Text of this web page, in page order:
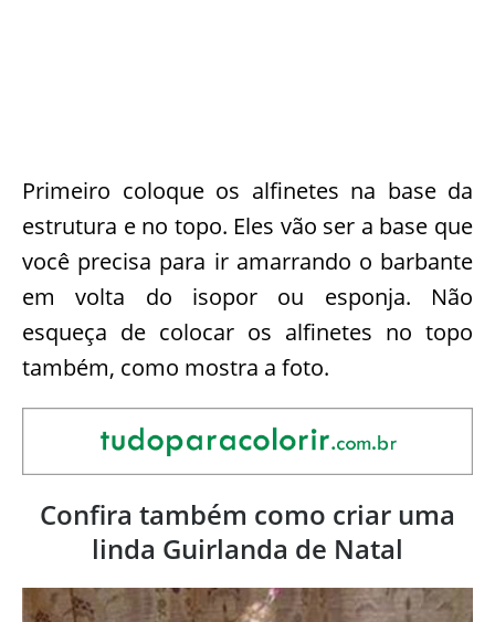
Primeiro coloque os alfinetes na base da
estrutura e no topo. Eles vão ser a base que
você precisa para ir amarrando o barbante
em volta do isopor ou esponja. Não
esqueça de colocar os alfinetes no topo
também, como mostra a foto.
Confira também como criar uma
linda Guirlanda de Natal